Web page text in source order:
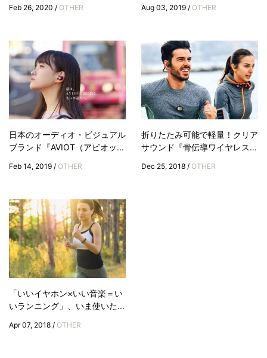
Feb 26, 2020 / OTHER Aug 03, 2019 / OTHER
日本のオーディオ・ビジュアル
ブランド『AVIOT（アビオッ...
Feb 14, 2019 / OTHER
折りたたみ可能で軽量！クリア
サウンド『骨伝導ワイヤレス...
Dec 25, 2018 / OTHER
「いいイヤホン×いい音楽＝い
いランニング」、いま使いた...
Apr 07, 2018 / OTHER